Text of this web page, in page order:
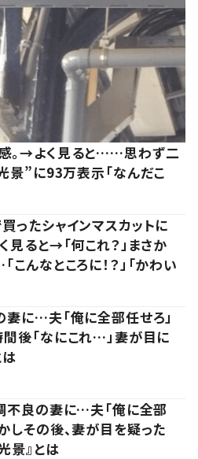
。→よく見ると……思わず二
景”に93万表示「なんだこ
ったシャインマスカットに
見ると→「何これ？」まさか
こんなところに！？」「かわい
に…夫「俺に全部任せろ」
後「なにこれ…」妻が目に
不良の妻に…夫「俺に全部
しその後、妻が目を疑った
景』とは